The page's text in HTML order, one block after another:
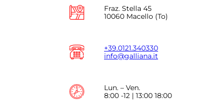
Fraz. Stella 45
10060 Macello (To)
+39.0121.340330
info@galliana.it
Lun. – Ven.
8:00 -12 | 13:00 18:00